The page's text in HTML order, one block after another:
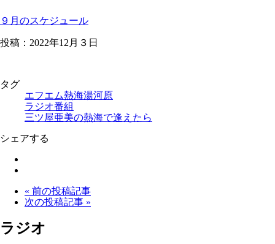
９月のスケジュール
投稿：2022年12月３日
タグ
エフエム熱海湯河原
ラジオ番組
三ツ屋亜美の熱海で逢えたら
シェアする
« 前の投稿記事
次の投稿記事 »
ラジオ